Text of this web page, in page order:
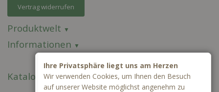
Vertrag widerrufen
Produktwelt
Informationen
Kataloge
Ihre Privatsphäre liegt uns am Herzen
Wir verwenden Cookies, um Ihnen den Besuch
auf unserer Website möglichst angenehm zu